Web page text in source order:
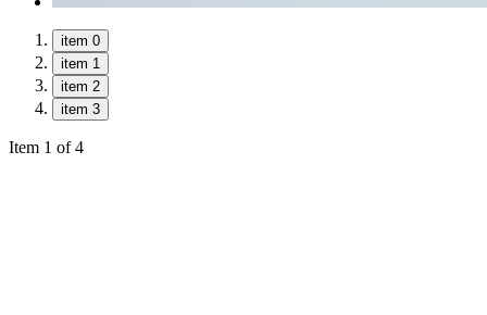
item 0
item 1
item 2
item 3
Item 1 of 4